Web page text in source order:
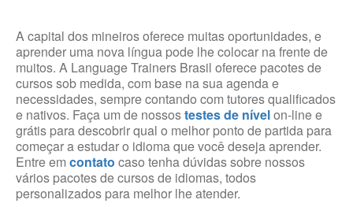
A capital dos mineiros oferece muitas oportunidades, e
aprender uma nova língua pode lhe colocar na frente de
muitos. A Language Trainers Brasil oferece pacotes de
cursos sob medida, com base na sua agenda e
necessidades, sempre contando com tutores qualificados
e nativos. Faça um de nossostestes de nívelon-line e
grátis para descobrir qual o melhor ponto de partida para
começar a estudar o idioma que você deseja aprender.
Entre em contato caso tenha dúvidas sobre nossos
vários pacotes de cursos de idiomas, todos
personalizados para melhor lhe atender.